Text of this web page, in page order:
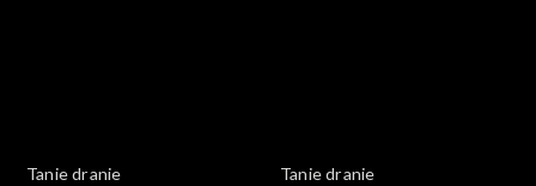
Tanie dranie
Tanie dranie